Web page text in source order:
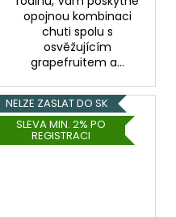
opojnou kombinaci
chuti spolu s
osvěžujícím
grapefruitem a...
NELZE ZASLAT DO SK
SLEVA MIN. 2% PO
REGISTRACI